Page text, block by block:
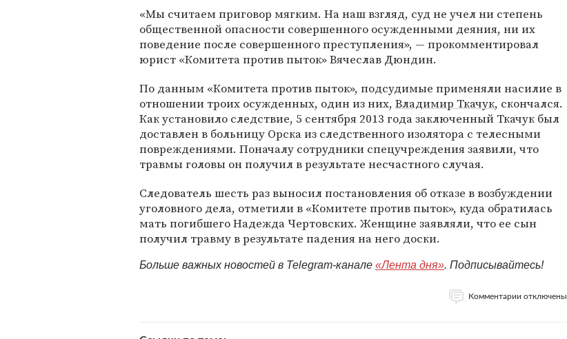
«Мы считаем приговор мягким. На наш взгляд, суд не учел ни степень
общественной опасности совершенного осужденными деяния, ни их
поведение после совершенного преступления», — прокомментировал
юрист «Комитета против пыток» Вячеслав Дюндин.
По данным «Комитета против пыток», подсудимые применяли насилие в
отношении троих осужденных, один из них, Владимир Ткачук, скончался.
Как установило следствие, 5 сентября 2013 года заключенный Ткачук был
доставлен в больницу Орска из следственного изолятора с телесными
повреждениями. Поначалу сотрудники спецучреждения заявили, что
травмы головы он получил в результате несчастного случая.
Следователь шесть раз выносил постановления об отказе в возбуждении
уголовного дела, отметили в «Комитете против пыток», куда обратилась
мать погибшего Надежда Чертовских. Женщине заявляли, что ее сын
получил травму в результате падения на него доски.
Больше важных новостей в Telegram-канале «Лента дня». Подписывайтесь!
Комментарии отключены